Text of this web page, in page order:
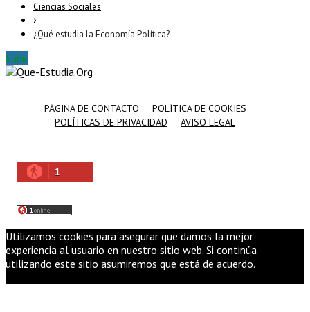
Ciencias Sociales
›
¿Qué estudia la Economía Política?
Subir
PÁGINA DE CONTACTO
POLÍTICA DE COOKIES
POLÍTICAS DE PRIVACIDAD
AVISO LEGAL
1
Utilizamos cookies para asegurar que damos la mejor
experiencia al usuario en nuestro sitio web. Si continúa
utilizando este sitio asumiremos que está de acuerdo.